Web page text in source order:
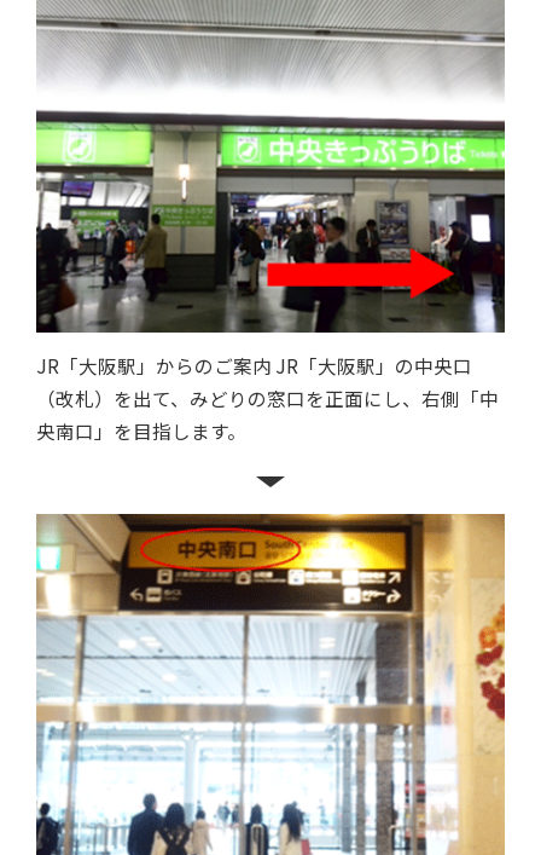
JR「大阪駅」からのご案内 JR「大阪駅」の中央口
（改札）を出て、みどりの窓口を正面にし、右側「中
央南口」を目指します。